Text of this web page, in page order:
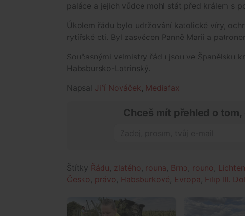
paláce a jejich vůdce mohl stát před králem s
Úkolem řádu bylo udržování katolické víry,
rytířské cti. Byl zasvěcen Panně Marii a
Současnými velmistry řádu jsou ve Španělsku
Habsbursko-Lotrinský.
Napsal Jiří Nováček Mediafax
Chceš mít přehled o
Štítky Řádu zlatého rouna Brno rouno
Česko právo Habsburkové Evropa Filip III.